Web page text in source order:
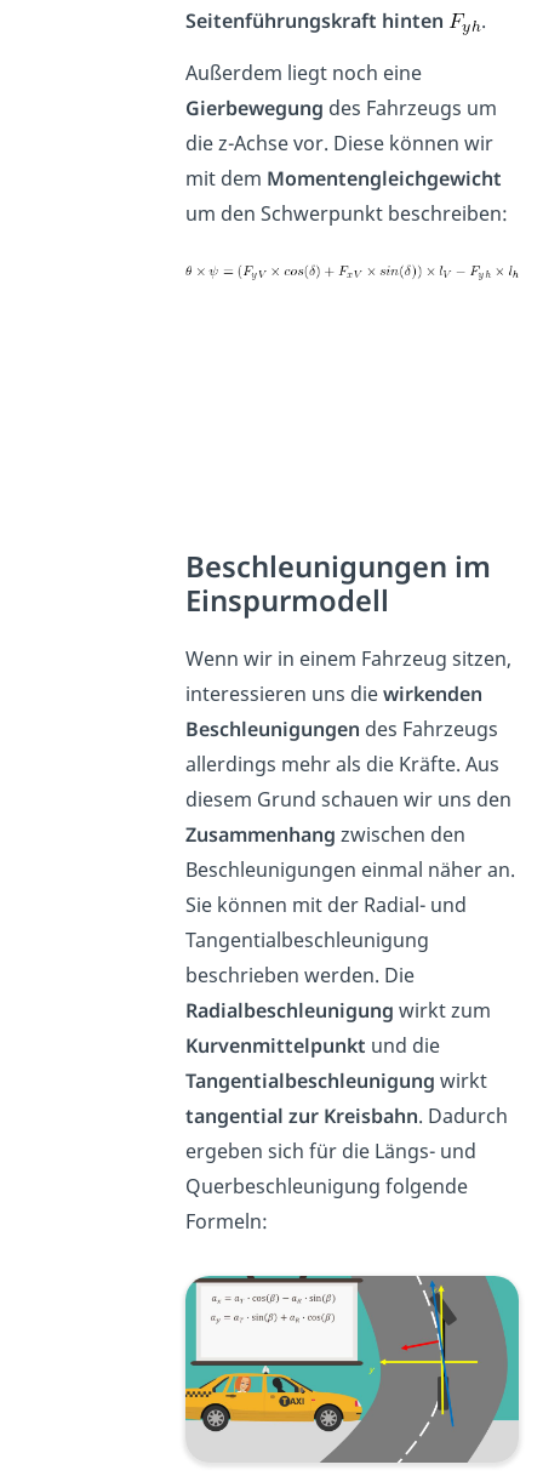
Seitenführungskraft hinten
.
Außerdem liegt noch eine
Gierbewegung des Fahrzeugs um
die z-Achse vor. Diese können wir
mit dem Momentengleichgewicht
um den Schwerpunkt beschreiben:
Beschleunigungen im
Einspurmodell
Wenn wir in einem Fahrzeug sitzen,
interessieren uns diewirkenden
Beschleunigungen des Fahrzeugs
allerdings mehr als die Kräfte. Aus
diesem Grund schauen wir uns den
Zusammenhang zwischen den
Beschleunigungen einmal näher an.
Sie können mit der Radial- und
Tangentialbeschleunigung
beschrieben werden. Die
Radialbeschleunigung wirkt zum
Kurvenmittelpunkt und die
Tangentialbeschleunigung wirkt
tangential zur Kreisbahn. Dadurch
ergeben sich für die Längs- und
Querbeschleunigung folgende
Formeln: